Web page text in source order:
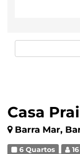
Casa
Barra Mar,
6 Quartos